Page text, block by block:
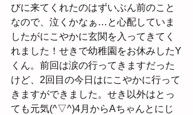
びに来てくれたのはずいぶん前のこと
なので、泣くかなぁ…と心配していま
したがにこやかに玄関を入ってきてく
れました！せきで幼稚園をお休みしたY
くん。前回は涙の行ってきますだった
けど、2回目の今日はにこやかに行って
きますができました。せき以外はとっ
ても元気(^▽^)4月からAちゃんとにじ